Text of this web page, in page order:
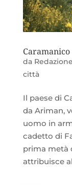
Caramanico
da
città
Il paese di
da Ariman,
uomo in
cadetto di
prima metà
attribuisce